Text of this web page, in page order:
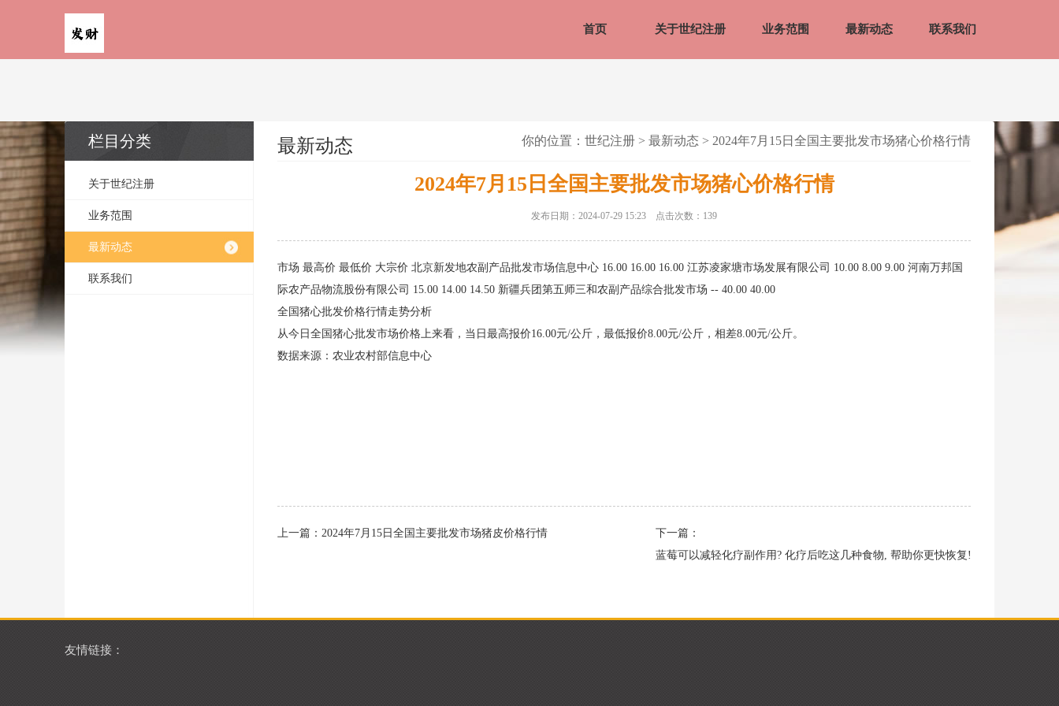
首页 关于世纪注册 业务范围 最新动态 联系我们
栏目分类
关于世纪注册
业务范围
最新动态
联系我们
最新动态 你的位置： 世纪注册 > 最新动态 > 2024年7月15日全国主要批发市场猪心价格行情
2024年7月15日全国主要批发市场猪心价格行情
发布日期：2024-07-29 15:23 点击次数：139
市场 最高价 最低价 大宗价 北京新发地农副产品批发市场信息中心 16.00 16.00 16.00 江苏凌家塘市场发展有限公司 10.00 8.00 9.00 河南万邦国
际农产品物流股份有限公司 15.00 14.00 14.50 新疆兵团第五师三和农副产品综合批发市场 -- 40.00 40.00
全国猪心批发价格行情走势分析
从今日全国猪心批发市场价格上来看，当日最高报价16.00元/公斤，最低报价8.00元/公斤，相差8.00元/公斤。
数据来源：农业农村部信息中心
上一篇： 2024年7月15日全国主要批发市场猪皮价格行情
下一篇：
蓝莓可以减轻化疗副作用? 化疗后吃这几种食物, 帮助你更快恢复!
友情链接：